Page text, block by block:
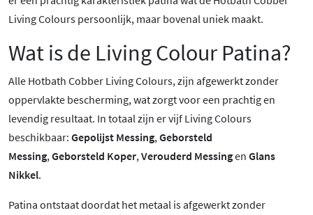
Living Colours persoonlijk, maar bovenal uniek maakt.
Wat is de Living Colour Patina?
Alle Hotbath Cobber Living Colours, zijn afgewerkt zonder
oppervlakte bescherming, wat zorgt voor een prachtig en
levendig resultaat. In totaal zijn er vijf Living Colours
beschikbaar: Gepolijst Messing, Geborsteld
Messing, Geborsteld Koper, Verouderd Messingen Glans
Nikkel.
Patina ontstaat doordat het metaal is afgewerkt zonder